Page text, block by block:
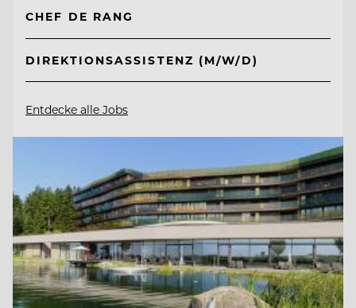
CHEF DE RANG
DIREKTIONSASSISTENZ (M/W/D)
Entdecke alle Jobs